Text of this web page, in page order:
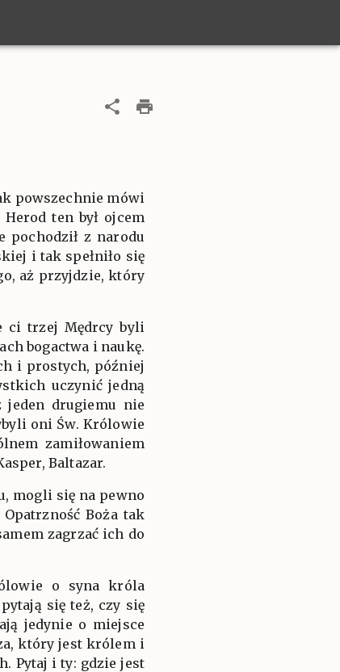
powszechnie mówi
ten był ojcem
pochodził z narodu
i tak spełniło się
aż przyjdzie, który
ci trzej Mędrcy byli
bogactwa i naukę.
i prostych, później
uczynić jedną
drugiemu nie
oni Św. Królowie
zamiłowaniem
Baltazar.
mogli się na pewno
Boża tak
zagrzać ich do
o syna króla
się też, czy się
jedynie o miejsce
który jest królem i
Pytaj i ty: gdzie jest